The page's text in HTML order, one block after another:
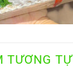
TƯƠNG TỰ